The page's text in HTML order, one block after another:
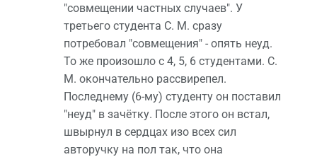
"совмещении частных случаев". У
третьего студента С. М. сразу
потребовал "совмещения" - опять неуд.
То же произошло с 4, 5, 6 студентами. С.
М. окончательно рассвирепел.
Последнему (6-му) студенту он поставил
"неуд" в зачётку. После этого он встал,
швырнул в сердцах изо всех сил
авторучку на пол так, что она